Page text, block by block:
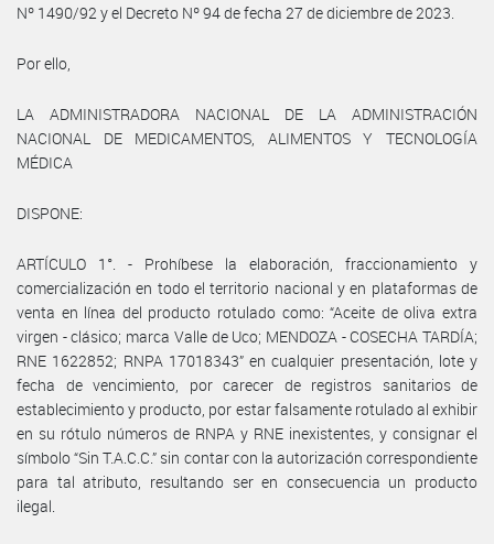
Nº 1490/92 y el Decreto Nº 94 de fecha 27 de diciembre de 2023.
Por ello,
LA ADMINISTRADORA NACIONAL DE LA ADMINISTRACIÓN
NACIONAL DE MEDICAMENTOS, ALIMENTOS Y TECNOLOGÍA
MÉDICA
DISPONE:
ARTÍCULO 1°. - Prohíbese la elaboración, fraccionamiento y
comercialización en todo el territorio nacional y en plataformas de
venta en línea del producto rotulado como: “Aceite de oliva extra
virgen - clásico; marca Valle de Uco; MENDOZA - COSECHA TARDÍA;
RNE 1622852; RNPA 17018343” en cualquier presentación, lote y
fecha de vencimiento, por carecer de registros sanitarios de
establecimiento y producto, por estar falsamente rotulado al exhibir
en su rótulo números de RNPA y RNE inexistentes, y consignar el
símbolo “Sin T.A.C.C.” sin contar con la autorización correspondiente
para tal atributo, resultando ser en consecuencia un producto
ilegal.